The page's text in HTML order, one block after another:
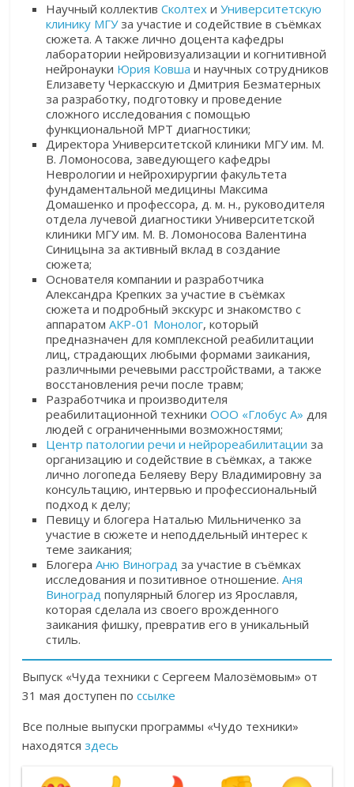
Научный коллективСколтех иУниверситетскую
клинику МГУза участие и содействие в съёмках
сюжета. А также лично доцента кафедры
лаборатории нейровизуализации и когнитивной
нейронауки Юрия Ковша и научных сотрудников
Елизавету Черкасскую и Дмитрия Безматерных
за разработку, подготовку и проведение
сложного исследования с помощью
функциональной МРТ диагностики;
ДиректораУниверситетской клиники МГУ им. М.
В. Ломоносова, заведующего кафедры
Неврологии и нейрохирургии факультета
фундаментальной медицины Максима
Домашенко и профессора, д. м. н., руководителя
отдела лучевой диагностикиУниверситетской
клиники МГУ им. М. В. Ломоносова Валентина
Синицына за активный вклад в создание
сюжета;
Основателя компании и разработчика
Александра Крепких за участие в съёмках
сюжета и подробный экскурс и знакомство с
аппаратом АКР-01 Монолог, который
предназначен для комплексной реабилитации
лиц, страдающих любыми формами заикания,
различными речевыми расстройствами, а также
восстановления речи после травм;
Разработчика и производителя
реабилитационной техники ООО «Глобус А» для
людей с ограниченными возможностями;
Центр патологии речи и нейрореабилитации за
организацию и содействие в съёмках, а также
лично логопеда Беляеву Веру Владимировну за
консультацию, интервью и профессиональный
подход к делу;
Певицу и блогера Наталью Мильниченко за
участие в сюжете и неподдельный интерес к
теме заикания;
БлогераАню Виноград за участие в съёмках
исследования и позитивное отношение.Аня
Виноград популярный блогер из Ярославля,
котораясделала из своего врожденного
заикания фишку, превратив его в уникальный
стиль.
Выпуск «Чуда техники с Сергеем Малозёмовым» от
31 мая доступен поссылке
Все полные выпуски программы «Чудо техники»
находятсяздесь